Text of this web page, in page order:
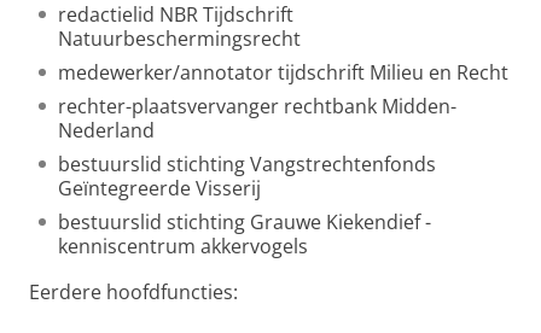
redactielid NBR Tijdschrift
Natuurbeschermingsrecht
medewerker/annotator tijdschrift Milieu en Recht
rechter-plaatsvervanger rechtbank Midden-
Nederland
bestuurslid stichting Vangstrechtenfonds
Geïntegreerde Visserij
bestuurslid stichting Grauwe Kiekendief -
kenniscentrum akkervogels
Eerdere hoofdfuncties: